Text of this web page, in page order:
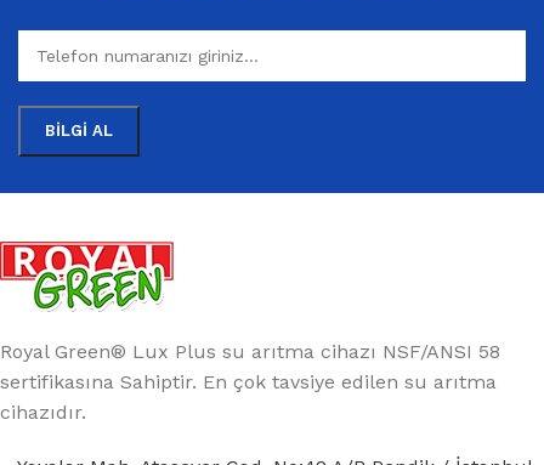
Royal Green® Lux Plus su arıtma cihazı NSF/ANSI 58
sertifikasına Sahiptir. En çok tavsiye edilen su arıtma
cihazıdır.